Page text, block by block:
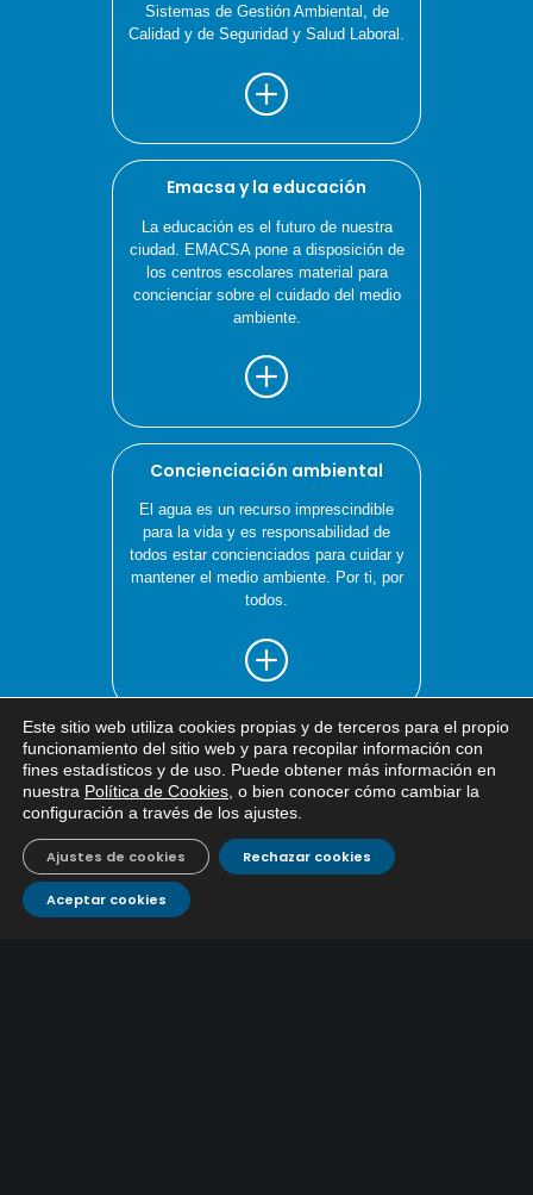
Sistemas de Gestión Ambiental, de
Calidad y de Seguridad y Salud Laboral.
Emacsa y la educación
La educación es el futuro de nuestra
ciudad. EMACSA pone a disposición de
los centros escolares material para
concienciar sobre el cuidado del medio
ambiente.
Concienciación ambiental
El agua es un recurso imprescindible
para la vida y es responsabilidad de
todos estar concienciados para cuidar y
mantener el medio ambiente. Por ti, por
todos.
CONTÁCTANOS
Este sitio web utiliza cookies propias y de terceros para el propio
funcionamiento del sitio web y para recopilar información con
fines estadísticos y de uso. Puede obtener más información en
nuestra Política de Cookies , o bien conocer cómo cambiar la
configuración a través de los ajustes
Aceptar cookies
Rechazar cookies
Ajustes de cookies
Si tiene cualquier duda sobre
EMACSA, haga click abajo.